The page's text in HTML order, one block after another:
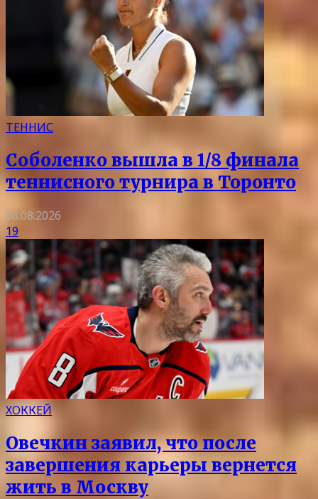
ТЕННИС
Соболенко вышла в 1/8 финала
теннисного турнира в Торонто
08.08.2026
19
ХОККЕЙ
Овечкин заявил, что после
завершения карьеры вернется
жить в Москву